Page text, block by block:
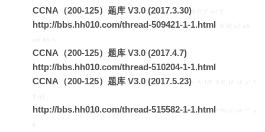
CCNA（200-125）题库 V3.0 (2017.3.30)
http://bbs.hh010.com/thread-509421-1-1.html
CCNA（200-125）题库 V3.0 (2017.4.7)
http://bbs.hh010.com/thread-510204-1-1.html
CCNA（200-125）题库 V3.0 (2017.5.23)
http://bbs.hh010.com/thread-515582-1-1.html